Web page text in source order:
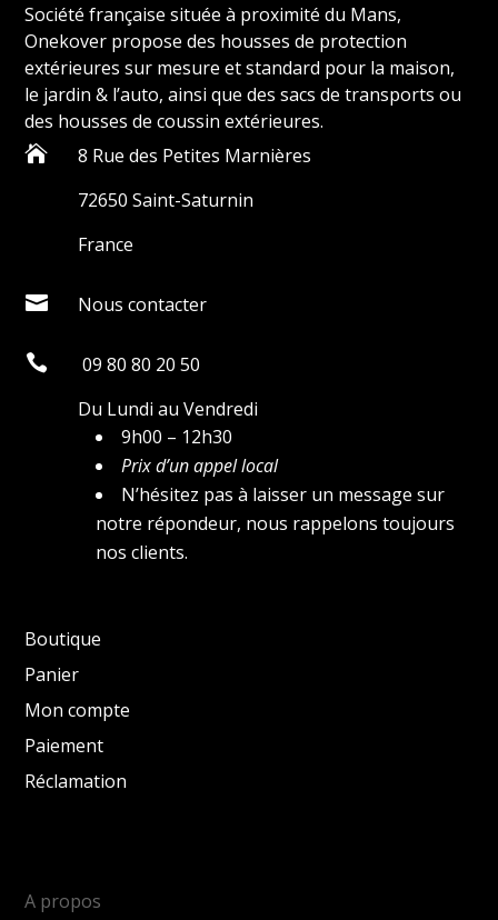
Société française située à proximité du Mans,
Onekover propose des housses de protection
extérieures sur mesure et standard pour la maison,
le jardin & l’auto, ainsi que des sacs de transports ou
des housses de coussin extérieures.

8 Rue des Petites Marnières
72650 Saint-Saturnin
France
 Nous contacter

09 80 80 20 50
Du Lundi au Vendredi
9h00 – 12h30
Prix d’un appel local
N’hésitez pas à laisser un message sur
notre répondeur, nous rappelons toujours
nos clients.
Boutique
Panier
Mon compte
Paiement
Réclamation
A propos